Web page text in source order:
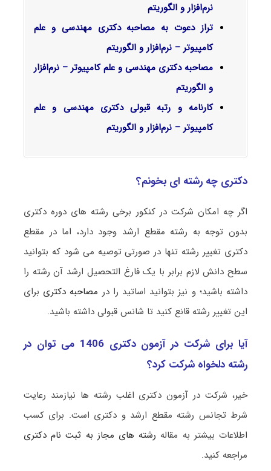
نرم‌افزار و الگوریتم
تراز دعوت به مصاحبه دکتری مهندسی و علم
کامپیوتر – نرم‌افزار و الگوریتم
مصاحبه دکتری مهندسی و علم کامپیوتر – نرم‌افزار
و الگوریتم
کارنامه و رتبه قبولی دکتری مهندسی و علم
کامپیوتر – نرم‌افزار و الگوریتم
دکتری چه رشته ای بخونم؟
اگر چه امکان شرکت در کنکور برخی رشته های دوره دکتری
بدون توجه به رشته مقطع ارشد وجود دارد، اما در مقطع
دکتری تغییر رشته تنها در صورتی توصیه می شود که بتوانید
سطح دانش لازم برابر با یک فارغ التحصیل ارشد آن رشته را
داشته باشید؛ و نیز بتوانید اساتید را در مصاحبه دکتری برای
این تغییر رشته قانع کنید تا شانس قبولی داشته باشید.
آیا برای شرکت در آزمون دکتری 1406 می توان در
رشته دلخواه شرکت کرد؟
خیر، شرکت در آزمون دکتری اغلب رشته ها نیازمند رعایت
شرط تجانس رشته مقطع ارشد و دکتری است. برای کسب
اطلاعات بیشتر به مقاله رشته های مجاز به ثبت نام دکتری
مراجعه کنید.